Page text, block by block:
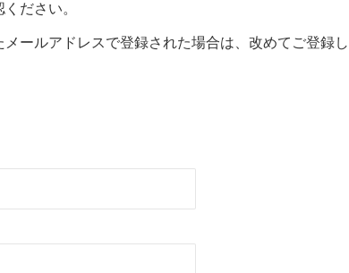
ださい。
メールアドレスで登録された場合は、改めてご登録